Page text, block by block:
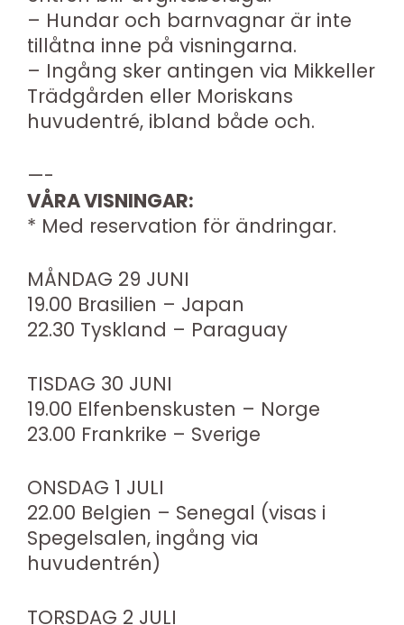
– Hundar och barnvagnar är inte
tillåtna inne på visningarna.
– Ingång sker antingen via Mikkeller
Trädgården eller Moriskans
huvudentré, ibland både och.
—-
VÅRA VISNINGAR:
* Med reservation för ändringar.
MÅNDAG 29 JUNI
19.00 Brasilien – Japan
22.30 Tyskland – Paraguay
TISDAG 30 JUNI
19.00 Elfenbenskusten – Norge
23.00 Frankrike – Sverige
ONSDAG 1 JULI
22.00 Belgien – Senegal (visas i
Spegelsalen, ingång via
huvudentrén)
TORSDAG 2 JULI